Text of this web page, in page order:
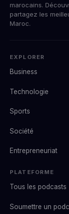
marocains.
partagez les
Maroc.
EXPLORER
Business
Technologie
Sports
Société
Entrepreneuriat
PLATEFORME
Tous les podcasts
Soumettre un